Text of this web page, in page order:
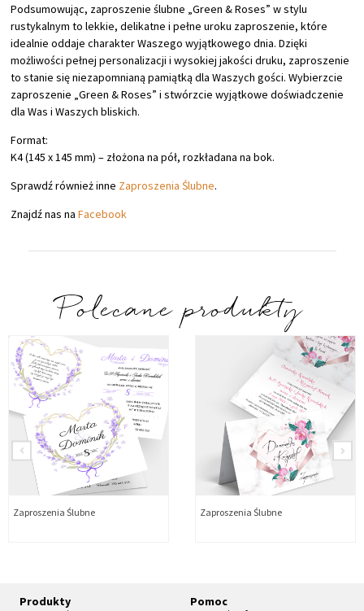
Podsumowując, zaproszenie ślubne „Green & Roses” w stylu
rustykalnym to lekkie, delikatne i pełne uroku zaproszenie, które
idealnie oddaje charakter Waszego wyjątkowego dnia. Dzięki
możliwości pełnej personalizacji i wysokiej jakości druku, zaproszenie
to stanie się niezapomnianą pamiątką dla Waszych gości. Wybierzcie
zaproszenie „Green & Roses” i stwórzcie wyjątkowe doświadczenie
dla Was i Waszych bliskich.
Format:
K4 (145 x 145 mm) – złożona na pół, rozkładana na bok.
Sprawdź również inne Zaproszenia Ślubne.
Znajdź nas naFacebook
Polecane produkty
Zaproszenia Ślubne Zaproszenia Ślubne
Produkty Pomoc